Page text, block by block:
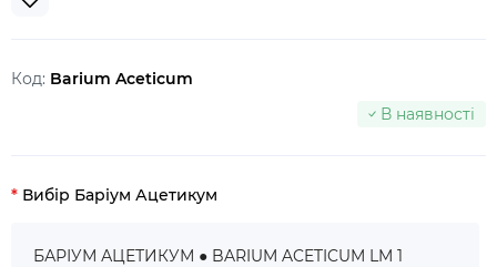
Код: Barium Aceticum
В наявності
Вибір Баріум Ацетикум
БАРІУМ АЦЕТИКУМ ● BARIUM ACETICUM LM 1